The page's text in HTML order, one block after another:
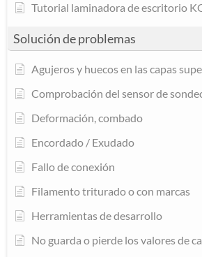
Tutorial laminadora de escritorio
Solución de problemas
Agujeros y huecos en las capas
Comprobación del sensor de
Deformación, combado
Encordado / Exudado
Fallo de conexión
Filamento triturado o con marcas
Herramientas de desarrollo
No guarda o pierde los valores de